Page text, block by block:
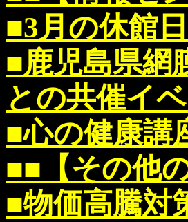
■3月の休館
■鹿児島県網
との共催イ
■心の健康講
■■【その他
■物価高騰対